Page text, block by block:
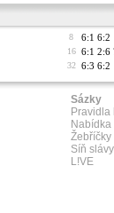
8 6:1 6:2
16 6:1 2:6
32 6:3 6:2
Sázky
Pravidla
Nabídka
Žebříčky
Síň slávy
L!VE